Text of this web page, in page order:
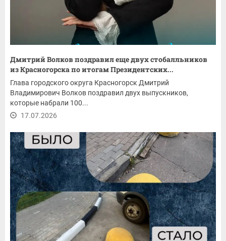
Дмитрий Волков поздравил еще двух стобалльников
из Красногорска по итогам Президентских...
Глава городского округа Красногорск Дмитрий
Владимирович Волков поздравил двух выпускников,
которые набрали 100...
17.07.2026